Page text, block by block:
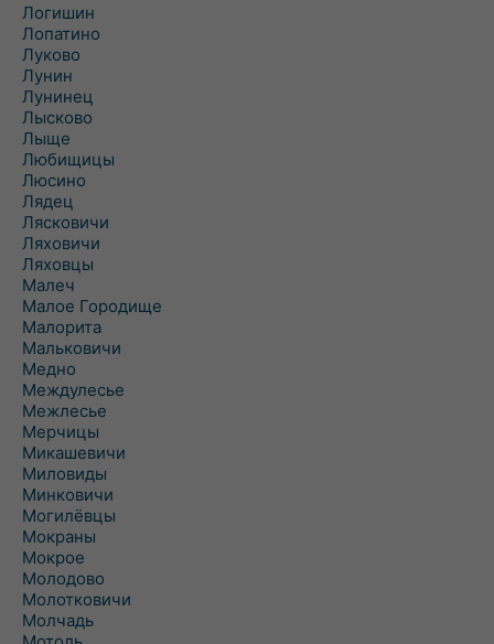
Логишин
Лопатино
Луково
Лунин
Лунинец
Лысково
Лыще
Любищицы
Люсино
Лядец
Лясковичи
Ляховичи
Ляховцы
Малеч
Малое Городище
Малорита
Мальковичи
Медно
Междулесье
Межлесье
Мерчицы
Микашевичи
Миловиды
Минковичи
Могилёвцы
Мокраны
Мокрое
Молодово
Молотковичи
Молчадь